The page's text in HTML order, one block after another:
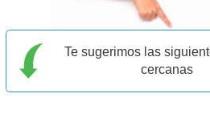
Te sugerimos las
cercanas